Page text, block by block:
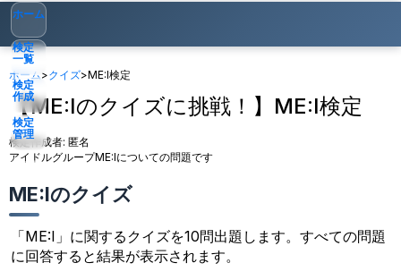
ホーム
検定
一覧
検定
作成
検定
管理
ゲスト ▾
ホーム>クイズ>ME:I検定
【ME:Iのクイズに挑戦！】ME:I検定
検定作成者: 匿名
アイドルグループME:Iについての問題です
ME:Iのクイズ
「ME:I」に関するクイズを10問出題します。すべての問題
に回答すると結果が表示されます。